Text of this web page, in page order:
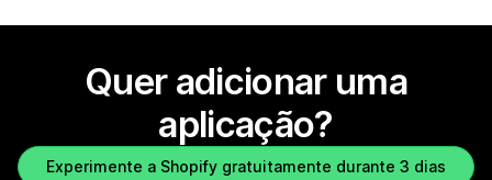
Quer adicionar uma
aplicação?
Experimente a Shopify gratuitamente durante 3 dias